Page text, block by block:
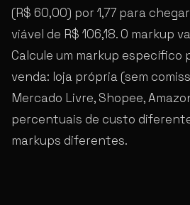
(R$ 60,00) por 1,77 para
viável de R$ 106,18. O markup
Calcule um markup específico
venda: loja própria (sem
Mercado Livre, Shopee,
percentuais de custo
markups diferentes.